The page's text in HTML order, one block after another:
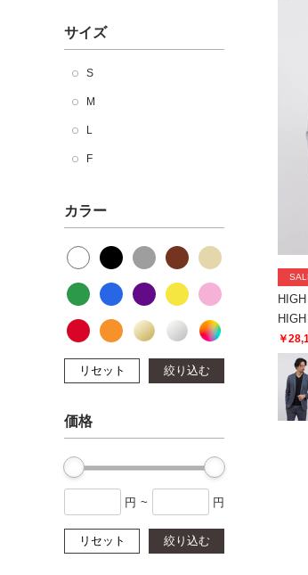
サイズ
S
M
L
F
カラー
リセット 絞り込む
価格
円 ~ 円
リセット 絞り込む
￥